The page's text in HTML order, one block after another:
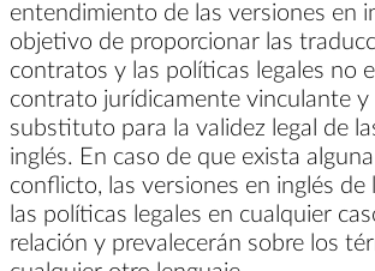
entendimiento de las versiones en
objetivo de proporcionar las
contratos y las políticas legales no
contrato jurídicamente vinculante y
substituto para la validez legal de
inglés. En caso de que exista
conflicto, las versiones en inglés
las políticas legales en cualquier
relación y prevalecerán sobre los